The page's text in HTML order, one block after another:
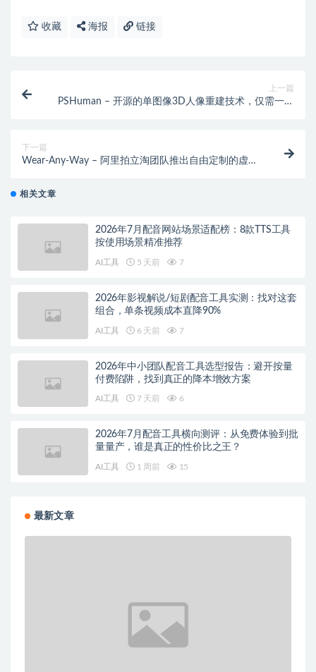
收藏 海报 链接
上一篇
PSHuman – 开源的单图像3D人像重建技术，仅需一张
下一篇
Wear-Any-Way – 阿里拍立淘团队推出自由定制的虚拟
相关文章
2026年7月配音网站场景适配榜：8款TTS工具
按使用场景精准推荐
AI工具 5 天前 7
2026年影视解说/短剧配音工具实测：找对这套
组合，单条视频成本直降90%
AI工具 6 天前 7
2026年中小团队配音工具选型报告：避开按量
付费陷阱，找到真正的降本增效方案
AI工具 7 天前 6
2026年7月配音工具横向测评：从免费体验到批
量量产，谁是真正的性价比之王？
AI工具 1 周前 15
最新文章